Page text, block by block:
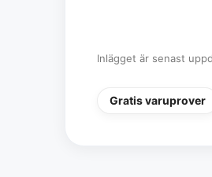
Inlägget är senast
Gratis varuprover